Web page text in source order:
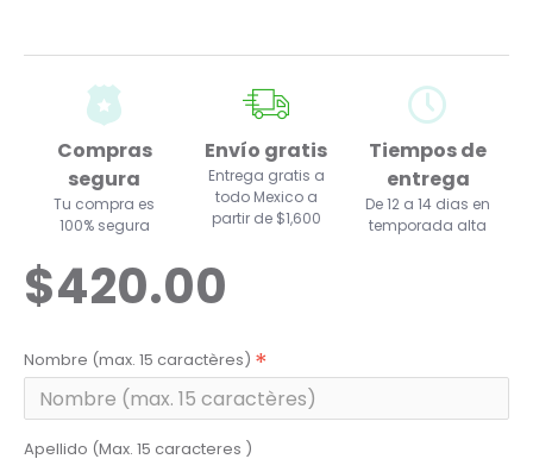
Compras
segura
Tu compra es
100% segura
Envío gratis
Entrega gratis a
todo Mexico a
partir de $1,600
Tiempos de
entrega
De 12 a 14 dias en
temporada alta
$420.00
Nombre (max. 15 caractères)
Apellido (Max. 15 caracteres )